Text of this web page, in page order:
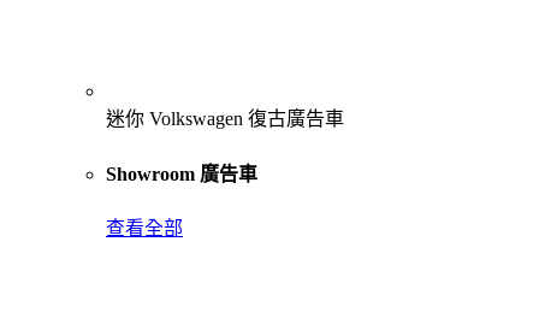
迷你 Volkswagen 復古廣告車
Showroom 廣告車
查看全部